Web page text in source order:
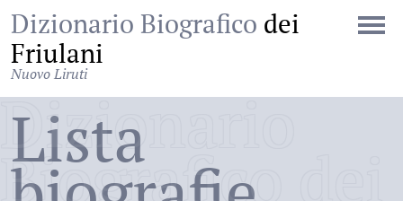
Dizionario Biografico dei
Friulani
Nuovo Liruti
Dizionario
Biografico dei
Lista